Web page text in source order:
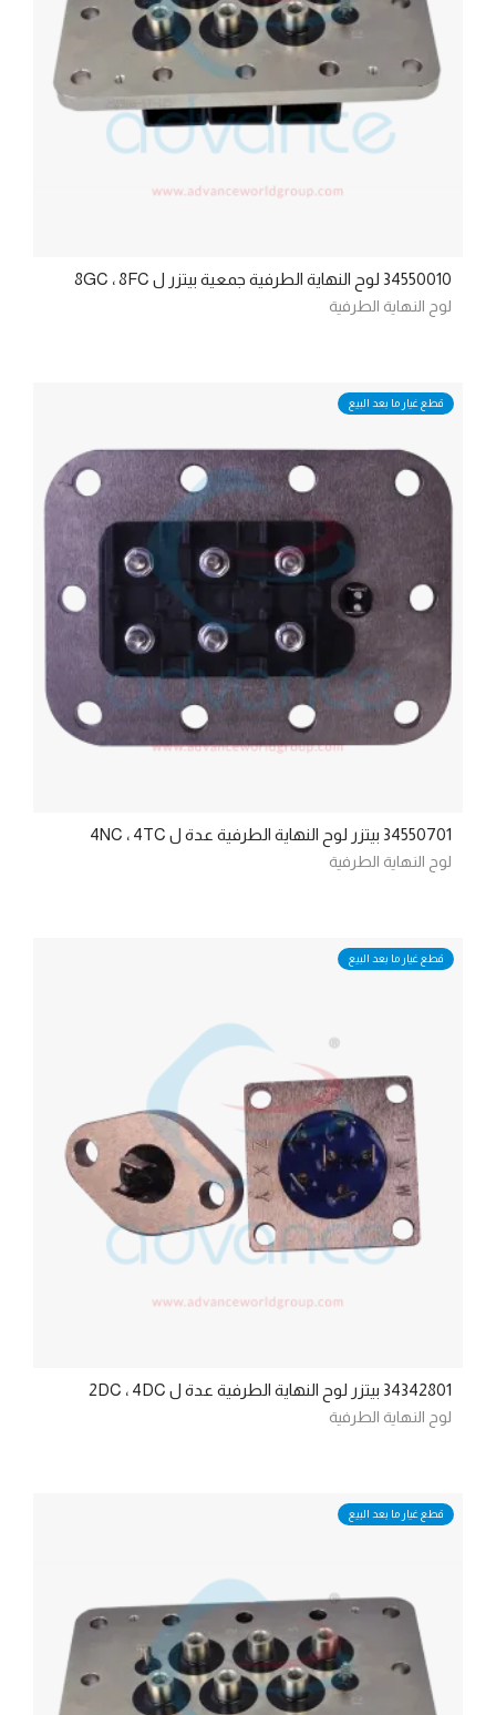
34550010 لوح النهاية الطرفية جمعية بيتزر ل 8GC ، 8FC
لوح النهاية الطرفية
قطع غيار ما بعد البيع
34550701 بيتزر لوح النهاية الطرفية عدة ل 4NC ، 4TC
لوح النهاية الطرفية
قطع غيار ما بعد البيع
34342801 بيتزر لوح النهاية الطرفية عدة ل 2DC ، 4DC
لوح النهاية الطرفية
قطع غيار ما بعد البيع